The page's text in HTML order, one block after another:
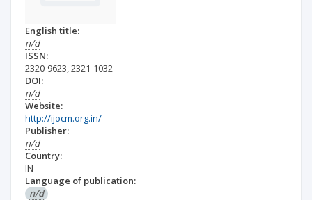
English title:
n/d
ISSN:
2320-9623,2321-1032
DOI:
n/d
Website:
http://ijocm.org.in/
Publisher:
n/d
Country:
IN
Language of publication:
n/d